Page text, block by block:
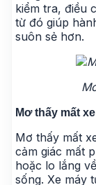
kiểm tra, điều
từ đó giúp
suôn sẻ hơn.
Mơ thấy mất
Mơ thấy mất
cảm giác mất
hoặc lo lắng
sống. Xe máy